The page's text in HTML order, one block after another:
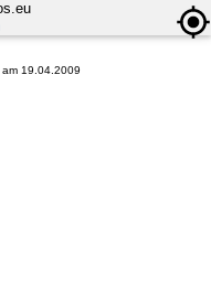
am 19.04.2009